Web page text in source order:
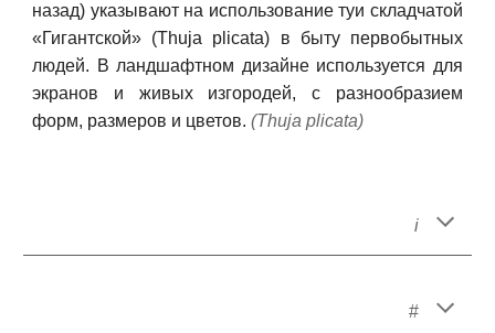
назад) указывают на использование туи складчатой
«Гигантской» (Thuja plicata) в быту первобытных
людей. В ландшафтном дизайне используется для
экранов и живых изгородей, с разнообразием
форм, размеров и цветов.(Thuja plicata)
i
#